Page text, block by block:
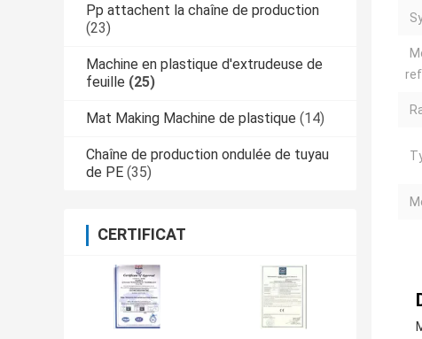
Pp attachent la chaîne de production
(23)
Machine en plastique d'extrudeuse de
feuille (25)
Mat Making Machine de plastique (14)
Chaîne de production ondulée de tuyau
de PE (35)
CERTIFICAT